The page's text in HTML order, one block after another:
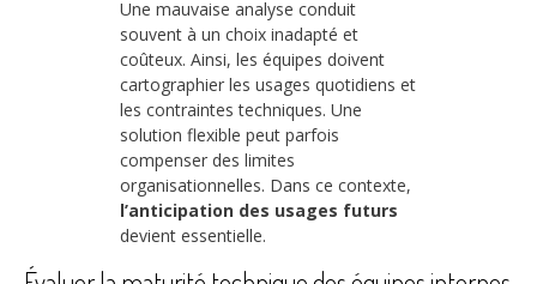
Une mauvaise analyse conduit
souvent à un choix inadapté et
coûteux. Ainsi, les équipes doivent
cartographier les usages quotidiens et
les contraintes techniques. Une
solution flexible peut parfois
compenser des limites
organisationnelles. Dans ce contexte,
l’anticipation des usages futurs
devient essentielle.